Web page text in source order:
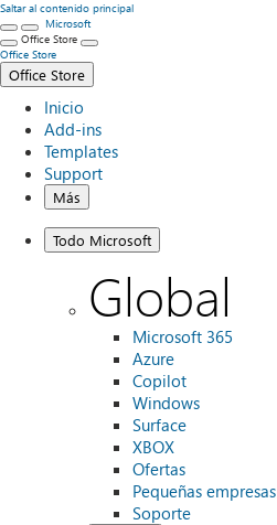
Saltar al contenido principal
Microsoft
Office Store
Office Store
Office Store
Inicio
Add-ins
Templates
Support
Más
Todo Microsoft
Global
Microsoft 365
Azure
Copilot
Windows
Surface
XBOX
Ofertas
Pequeñas empresas
Soporte